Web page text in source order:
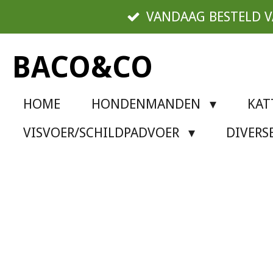
direct
naar
de
hoofdinhoud
VANDAAG BESTELD
BACO&CO
HOME HONDENMANDEN
VISVOER/SCHILDPADVOER